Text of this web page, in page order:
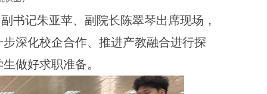
书记朱亚苹、副院长陈翠琴出席现场，
深化校企合作、推进产教融合进行探
做好求职准备。